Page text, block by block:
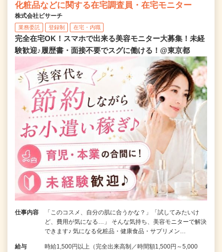
化粧品などに関する在宅調査員・在宅モニター
株式会社ビサーチ
業務委託 登録制 在宅・内職
完全在宅OK！スマホで出来る美容モニター大募集！未経
験歓迎♪履歴書・面接不要でスグに働ける！@東京都
仕事内容
「このコスメ、自分の肌に合うかな？」「試してみたいけ
ど、費用が気になる…」 そんな気持ち、美容モニターで解決
できます♪ 気になる化粧品・健康食品・サプリメン…
給与
時給1,500円以上（完全出来高制／時間額1,500円～5,000